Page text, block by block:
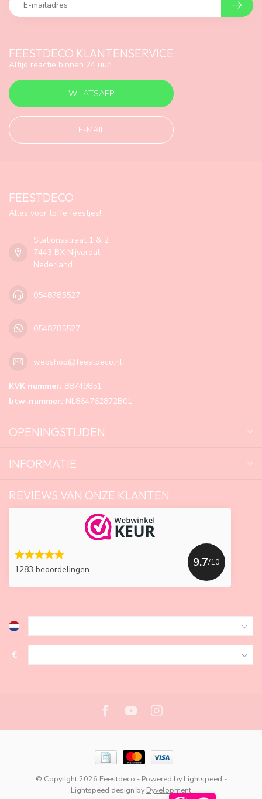
FEESTDECO KLANTENSERVICE
Altijd reactie binnen 24 uur!
WHATSAPP
E-MAIL
FEESTDECO
Alles voor toffe feestjes!
Stationsstraat 1 & 2
7443 BX Nijverdal
Nederland
0548785527
0548785527
webshop@feestdeco.nl
KVK nummer: 88749851
btw-nummer: NL864762872B01
OPENINGSTIJDEN
INFORMATIE
REVIEWS VAN ONZE KLANTEN
1283 beoordelingen
9.7/10
€
© Copyright 2026 Feestdeco - Powered by Lightspeed -
Lightspeed design by Dyvelopment